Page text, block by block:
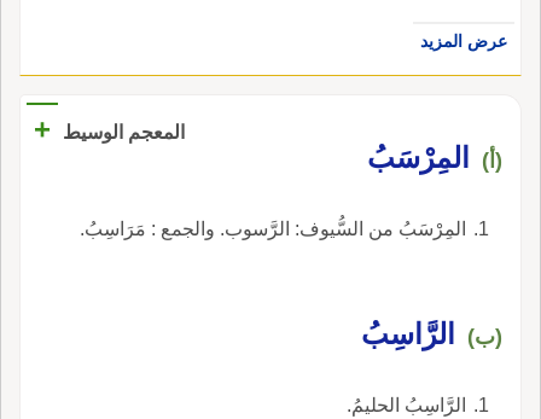
عرض المزيد
المعجم الوسيط +
(أ) المِرْسَبُ
المِرْسَبُ من السُّيوف: الرَّسوب. والجمع : مَرَاسِبُ.
(ب) الرَّاسِبُ
الرَّاسِبُ الحليمُ.